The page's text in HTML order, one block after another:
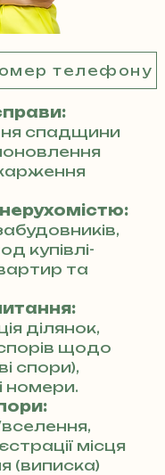
телефону
спадщини
нерухомістю:
купівлі-
та
ділянок,
щодо
спори),
номери.
місця
(виписка)